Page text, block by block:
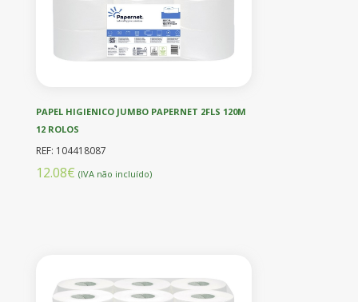
PAPEL HIGIENICO JUMBO PAPERNET 2FLS 120M
12 ROLOS
REF: 104418087
12.08€ (IVA não incluído)